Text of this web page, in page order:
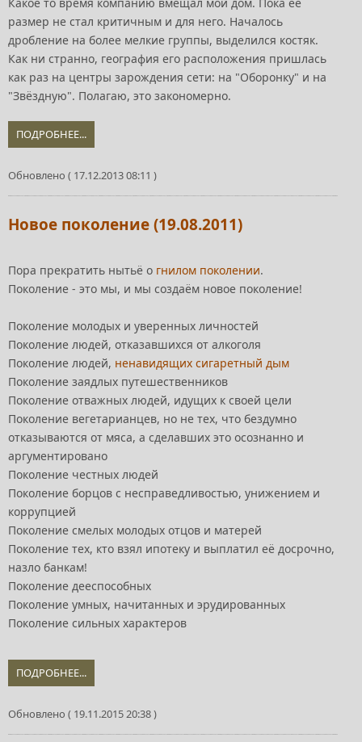
Какое то время компанию вмещал мой дом. Пока её
размер не стал критичным и для него. Началось
дробление на более мелкие группы, выделился костяк.
Как ни странно, география его расположения пришлась
как раз на центры зарождения сети: на "Оборонку" и на
"Звёздную". Полагаю, это закономерно.
ПОДРОБНЕЕ...
Обновлено ( 17.12.2013 08:11 )
Новое поколение (19.08.2011)
Пора прекратить нытьё о гнилом поколении.
Поколение - это мы, и мы создаём новое поколение!
Поколение молодых и уверенных личностей
Поколение людей, отказавшихся от алкоголя
Поколение людей, ненавидящих сигаретный дым
Поколение заядлых путешественников
Поколение отважных людей, идущих к своей цели
Поколение вегетарианцев, но не тех, что бездумно
отказываются от мяса, а сделавших это осознанно и
аргументировано
Поколение честных людей
Поколение борцов с несправедливостью, унижением и
коррупцией
Поколение смелых молодых отцов и матерей
Поколение тех, кто взял ипотеку и выплатил её досрочно,
назло банкам!
Поколение дееспособных
Поколение умных, начитанных и эрудированных
Поколение сильных характеров
ПОДРОБНЕЕ...
Обновлено ( 19.11.2015 20:38 )